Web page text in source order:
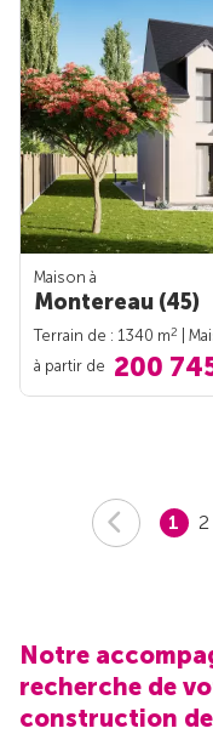
Maison à
Montereau (45)
Terrain de : 1340 m2 |
à partir de 200
1 2
Notre
recherche de
construction